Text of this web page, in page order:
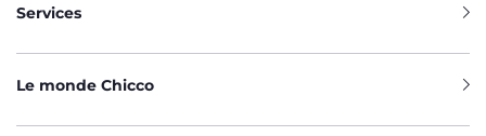
Services
Le monde Chicco